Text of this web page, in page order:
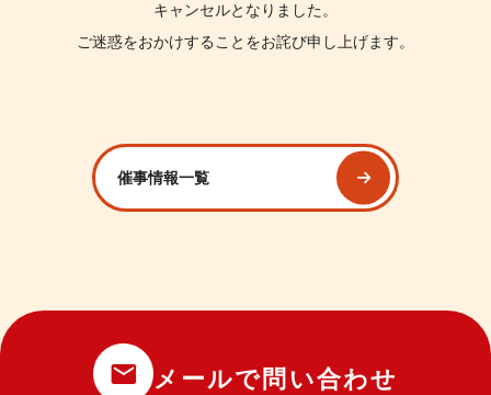
キャンセルとなりました。
ご迷惑をおかけすることをお詫び申し上げます。
催事情報一覧
メールで問い合わせ